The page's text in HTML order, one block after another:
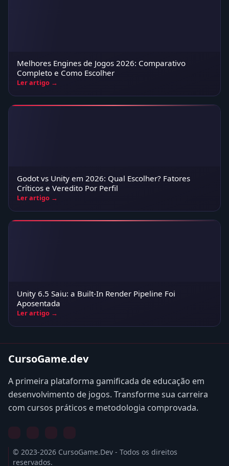
Melhores Engines de Jogos 2026: Comparativo
Completo e Como Escolher
Ler artigo →
Godot vs Unity em 2026: Qual Escolher? Fatores
Críticos e Veredito Por Perfil
Ler artigo →
Unity 6.5 Saiu: a Built-In Render Pipeline Foi
Aposentada
Ler artigo →
CursoGame.dev
A primeira plataforma gamificada de educação em
desenvolvimento de jogos. Transforme sua carreira
com cursos práticos e metodologia comprovada.
© 2023-2026 CursoGame.Dev - Todos os direitos
reservados.